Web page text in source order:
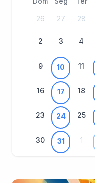
26 27 28
2 3 4
9 10 11
16 17 18
23 24 25
30 31 1